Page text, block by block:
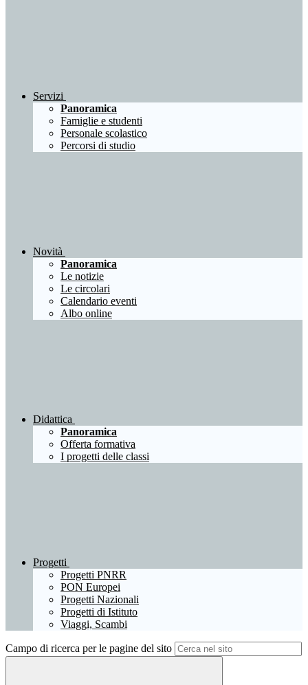
Servizi
Panoramica
Famiglie e studenti
Personale scolastico
Percorsi di studio
Novità
Panoramica
Le notizie
Le circolari
Calendario eventi
Albo online
Didattica
Panoramica
Offerta formativa
I progetti delle classi
Progetti
Progetti PNRR
PON Europei
Progetti Nazionali
Progetti di Istituto
Viaggi, Scambi
Campo di ricerca per le pagine del sito